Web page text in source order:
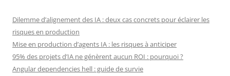
Dilemme d’alignement des IA : deux cas concrets pour éclairer les
risques en production
Mise en production d’agents IA : les risques à anticiper
95% des projets d’IA ne génèrent aucun ROI : pourquoi ?
Angular dependencies hell : guide de survie